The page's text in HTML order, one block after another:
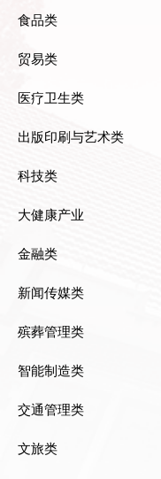
食品类
贸易类
医疗卫生类
出版印刷与艺术类
科技类
大健康产业
金融类
新闻传媒类
殡葬管理类
智能制造类
交通管理类
文旅类